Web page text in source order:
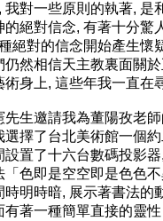
對一些原則的執著, 是
絕對信念, 有著十分驚
絕對的信念開始產生懷
仍然相信天主教裏面關
術身上, 這些年我一
生邀請我為董陽孜老
選擇了台北美術館一個
設置了十六台數碼投影
色即是空空即是色色不
時明時暗, 展示著書法的
有著一種簡單直接的靈